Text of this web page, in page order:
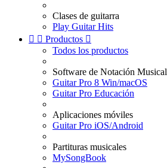
Clases de guitarra
Play Guitar Hits
  Productos 
Todos los productos
Software de Notación Musical
Guitar Pro 8 Win/macOS
Guitar Pro Educación
Aplicaciones móviles
Guitar Pro iOS/Android
Partituras musicales
MySongBook